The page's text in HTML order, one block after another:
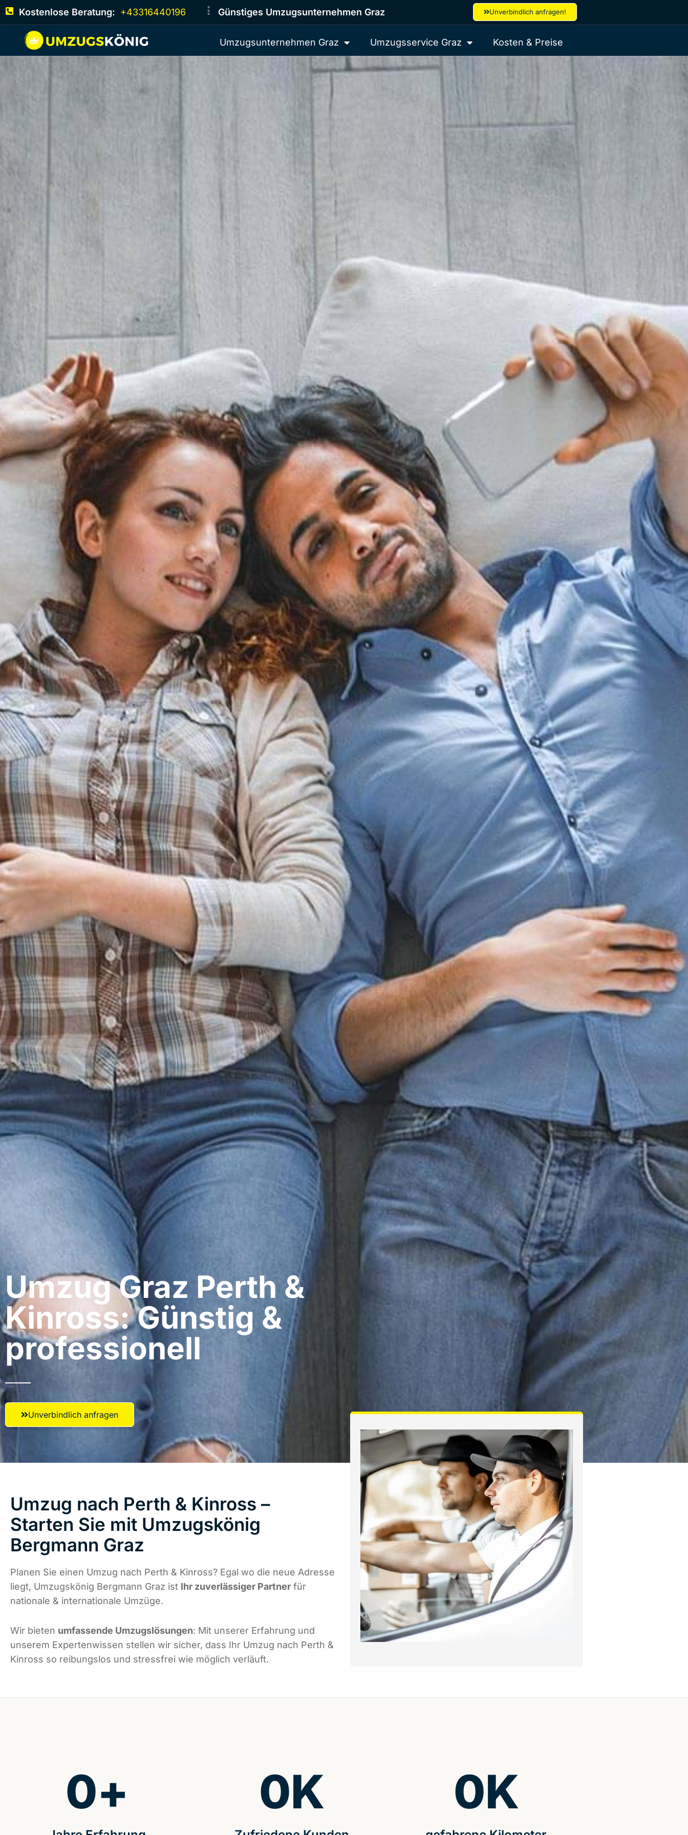
Kostenlose Beratung: +43316440196 Günstiges Umzugsunternehmen Graz Unverbindlich anfragen!
Umzugsunternehmen Graz Umzugsservice Graz Kosten & Preise
Umzug Graz​ Perth &
Kinross: Günstig &
professionell​
Unverbindlich anfragen
Umzug nach Perth & Kinross –
Starten Sie mit Umzugskönig
Bergmann Graz
Planen Sie einen Umzug nach Perth & Kinross? Egal wo die neue Adresse
liegt, Umzugskönig Bergmann Graz ist Ihr zuverlässiger Partner für
nationale & internationale Umzüge.
Wir bieten umfassende Umzugslösungen: Mit unserer Erfahrung und
unserem Expertenwissen stellen wir sicher, dass Ihr Umzug nach Perth &
Kinross so reibungslos und stressfrei wie möglich verläuft.
0+ 0K 0K